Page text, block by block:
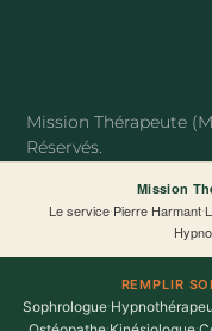
k
-
Mission Thérapeute
Réservés.
Mission
Le service·Pierre Harmant·
REMPLIR
Sophrologue·
· ·